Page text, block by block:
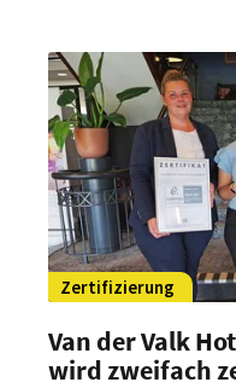
Zertifizierung
Van der Valk
wird zweifach